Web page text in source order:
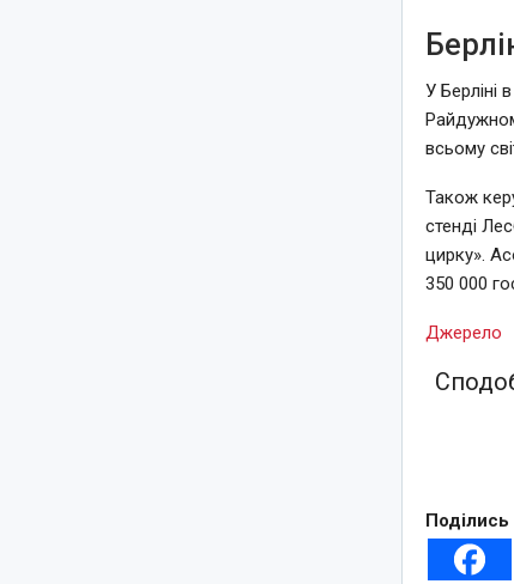
У Берліні
всьому
Також
стенді
цирку».
350 000
Джерело
Поділись